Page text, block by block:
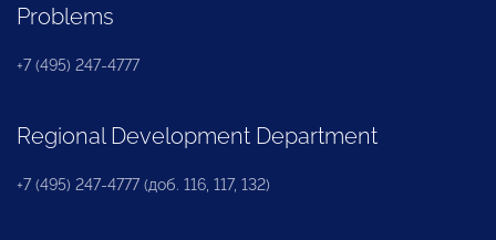
Problems
+7 (495) 247-4777
Regional Development Department
+7 (495) 247-4777 (доб. 116, 117, 132)